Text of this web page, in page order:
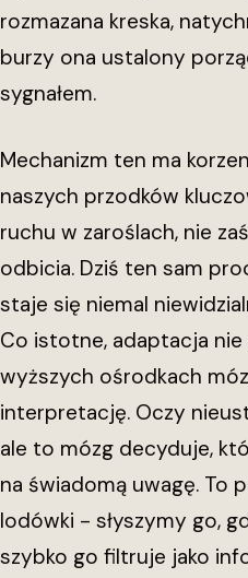
rozmazana kreska,
burzy ona ustalony
sygnałem.
Mechanizm ten ma
naszych przodków
ruchu w zaroślach, nie
odbicia. Dziś ten sam
staje się niemal
Co istotne, adaptacja
wyższych ośrodkach
interpretację. Oczy
ale to mózg decyduje,
na świadomą uwagę. To
lodówki - słyszymy go,
szybko go filtruje jako